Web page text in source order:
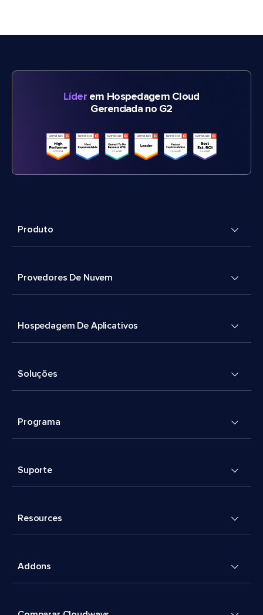
Líderem Hospedagem Cloud
Gerenciada no G2
Produto
Provedores De Nuvem
Hospedagem De Aplicativos
Soluções
Programa
Suporte
Resources
Addons